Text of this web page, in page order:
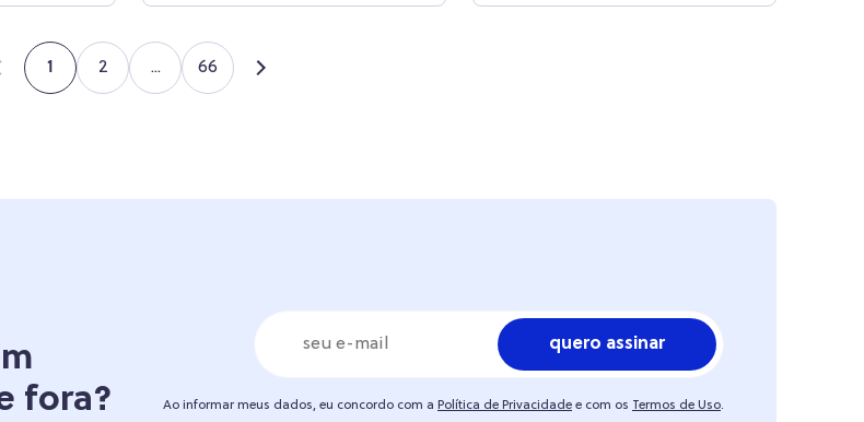
1 2 ... 66
fora?
quero assinar
Ao informar meus dados, eu concordo com a Política de Privacidade e com os Termos de Uso.